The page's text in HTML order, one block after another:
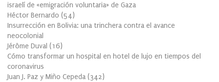
israelí de «emigración voluntaria» de Gaza
Héctor Bernardo (54)
Insurrección en Bolivia: una trinchera contra el avance
neocolonial
Jérôme Duval (16)
Cómo transformar un hospital en hotel de lujo en tiempos del
coronavirus
Juan J. Paz y Miño Cepeda (342)